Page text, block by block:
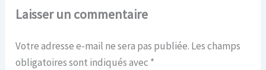
Laisser un commentaire
Votre adresse e-mail ne sera pas publiée. Les champs
obligatoires sont indiqués avec *